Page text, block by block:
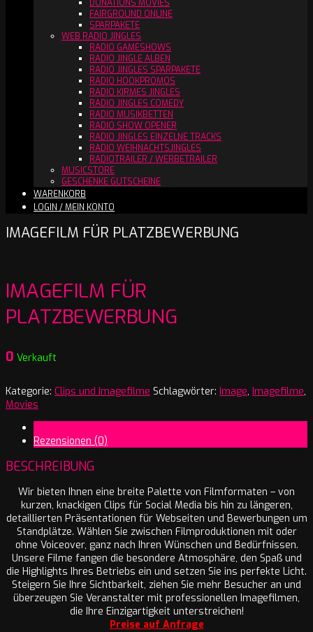
DONATIONS MOVIES
FAIRGROUND ONLINE
SPARPAKETE
WEB RADIO JINGLES
RADIO GAMESHOWS
RADIO JINGLE ALBEN
RADIO JINGLES SPARPAKETE
RADIO HOOKPROMOS
RADIO KIRMES JINGLES
RADIO JINGLES COMEDY
RADIO MUSIKBETTEN
RADIO SHOW OPENER
RADIO JINGLES EINZELNE TRACKS
RADIO WEIHNACHTSJINGLES
RADIOTRAILER / WERBETRAILER
MUSICSTORE
GESCHENKE GUTSCHEINE
WARENKORB
LOGIN / MEIN KONTO
IMAGEFILM FÜR PLATZBEWERBUNG
IMAGEFILM FÜR
PLATZBEWERBUNG
0 Verkauft
Kategorie: Clips und Imagefilme Schlagwörter: Image, Imagefilme,
Movies
Rezensionen (0)
BESCHREIBUNG
Wir bieten Ihnen eine breite Palette von Filmformaten – von
kurzen, knackigen Clips für Social Media bis hin zu längeren,
detaillierten Präsentationen für Webseiten und Bewerbungen um
Standplätze. Wählen Sie zwischen Filmproduktionen mit oder
ohne Voiceover, ganz nach Ihren Wünschen und Bedürfnissen.
Unsere Filme fangen die besondere Atmosphäre, den Spaß und
die Highlights Ihres Betriebs ein und setzen Sie ins perfekte Licht.
Steigern Sie Ihre Sichtbarkeit, ziehen Sie mehr Besucher an und
überzeugen Sie Veranstalter mit professionellen Imagefilmen,
die Ihre Einzigartigkeit unterstreichen!
Preise auf Anfrage